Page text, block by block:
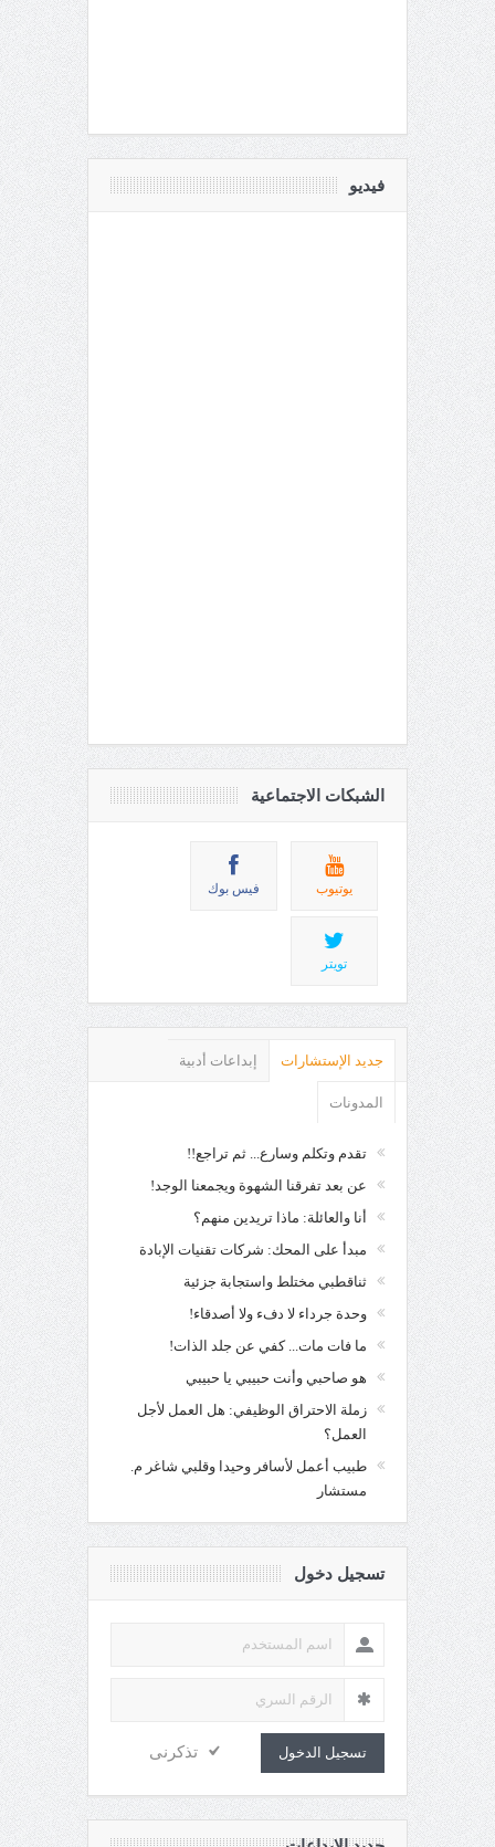
فيديو
الشبكات الاجتماعية
يوتيوب فيس بوك
تويتر
جديد الإستشارات إبداعات أدبية
المدونات
تقدم وتكلم وسارع... ثم تراجع!!
عن بعد تفرقنا الشهوة ويجمعنا الوجد!
أنا والعائلة: ماذا تريدين منهم؟
مبدأ على المحك: شركات تقنيات الإبادة
ثناقطبي مختلط واستجابة جزئية
وحدة جرداء لا دفء ولا أصدقاء!
ما فات مات... كفي عن جلد الذات!
هو صاحبي وأنت حبيبي يا حبيبي
زملة الاحتراق الوظيفي: هل العمل لأجل
العمل؟
طبيب أعمل لأسافر وحيدا وقلبي شاغر م.
مستشار
تسجيل دخول
تسجيل الدخول تذكرنى